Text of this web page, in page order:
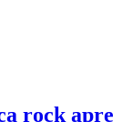
rock apre